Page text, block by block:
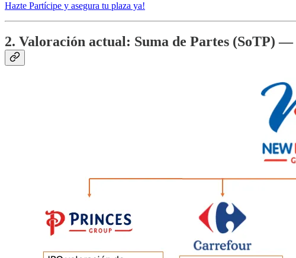
Hazte Partícipe y asegura tu plaza ya!
2. Valoración actual: Suma de Partes (SoTP) —